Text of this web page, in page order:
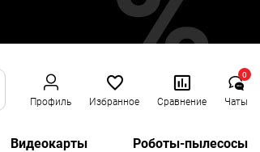
Профиль Избранное Сравнение Чаты
0
Видеокарты Роботы-пылесосы